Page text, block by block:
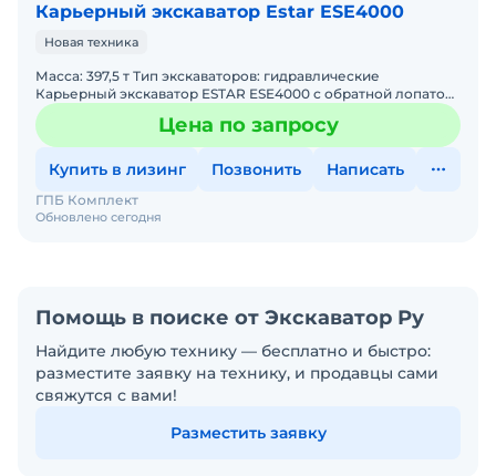
Карьерный экскаватор Estar ESE4000
Новая техника
Масса: 397,5 т Тип экскаваторов: гидравлические
Карьерный экскаватор ESTAR ESE4000 с обратной лопатой!
• Мощность: Двигатель 1 491 кВт • Производительность:
Цена по запросу
Купить в лизинг Позвонить Написать
Обновлено сегодня
ГПБ Комплект
Помощь в поиске от Экскаватор Ру
Найдите любую технику — бесплатно и быстро:
разместите заявку на технику, и продавцы сами
свяжутся с вами!
Разместить заявку